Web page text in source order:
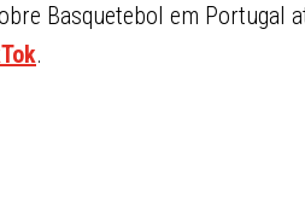
Basquetebol em Portugal
.